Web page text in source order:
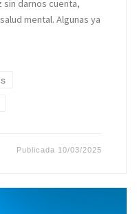
darnos cuenta,
mental. Algunas ya
Publicada 10/03/2025